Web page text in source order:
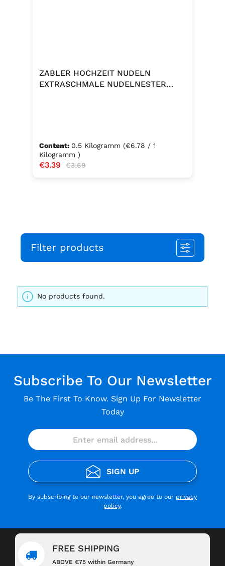
ZABLER HOCHZEIT NUDELN
EXTRASCHMALE NUDELNESTER
Content: 0.5 Kilogramm (€6.78 / 1
Kilogramm )
Sale price:
€3.39 Regular price:
€3.69
Filter products
No products found.
Subscribe To Our Newsletter
Be The First To Know. Sign Up For Newsletter
Today
SIGN UP
By subscribing to our newsletter, you agree to our privacy
policy.
FREE SHIPPING
ABOVE €75 within Germany